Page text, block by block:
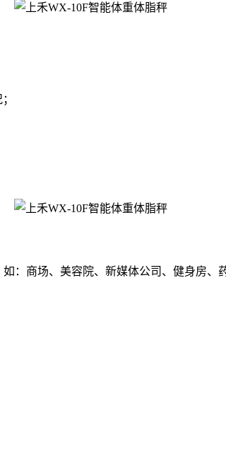
：商场、美容院、新媒体公司、健身房、